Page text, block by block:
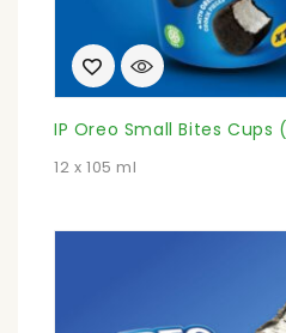
IP Oreo Small Bites Cups
12 x 105 ml